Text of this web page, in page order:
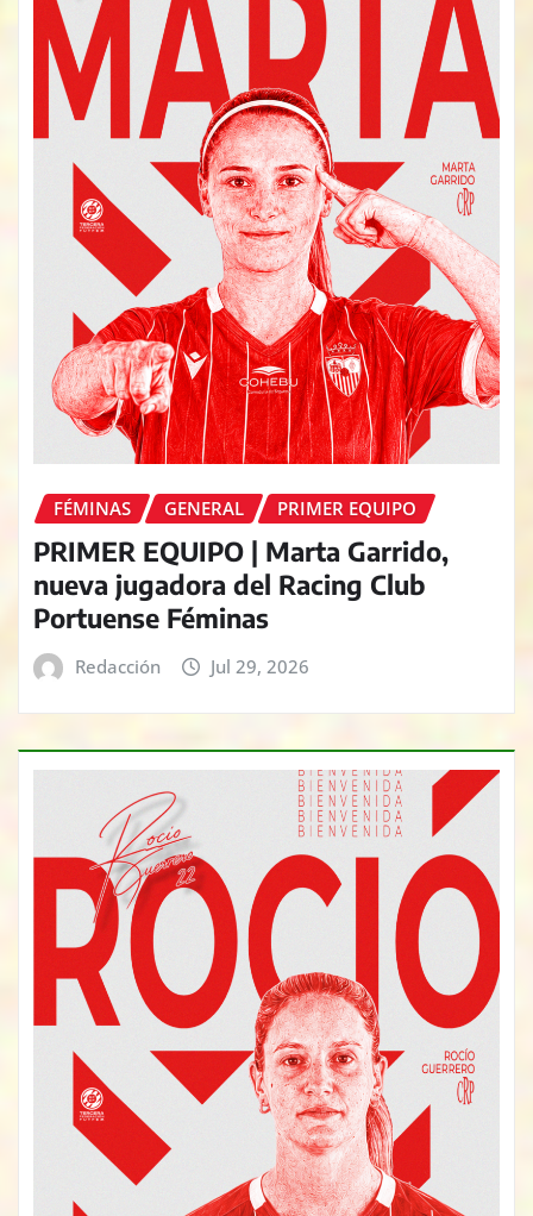
FÉMINAS GENERAL PRIMER EQUIPO
PRIMER EQUIPO | Marta Garrido,
nueva jugadora del Racing Club
Portuense Féminas
Redacción Jul 29, 2026